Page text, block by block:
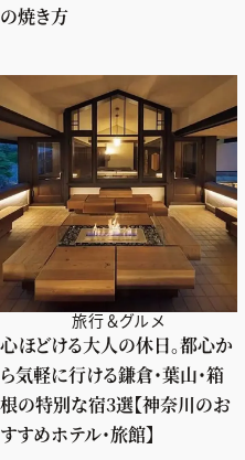
の焼き方
旅行＆グルメ
心ほどける大人の休日。都心か
ら気軽に行ける鎌倉・葉山・箱
根の特別な宿3選【神奈川のお
すすめホテル・旅館】